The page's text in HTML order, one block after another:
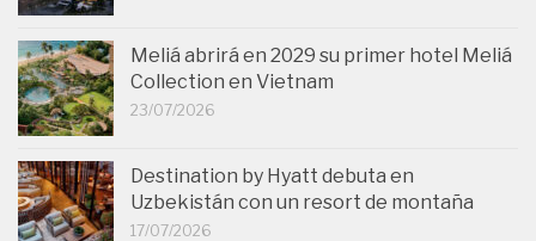
Meliá abrirá en 2029 su primer hotel Meliá
Collection en Vietnam
23/07/2026
Destination by Hyatt debuta en
Uzbekistán con un resort de montaña
17/07/2026